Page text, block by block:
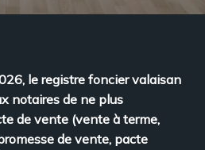
le registre foncier valaisan
notaires de ne plus
de vente (vente à terme,
de vente, pacte